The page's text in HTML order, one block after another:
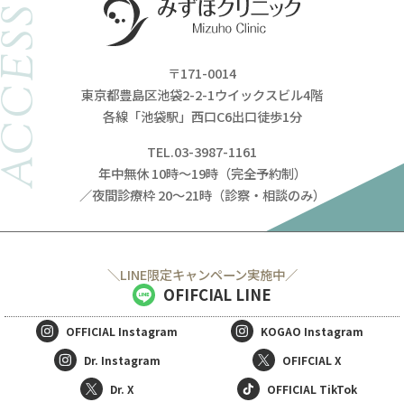
〒171-0014
東京都豊島区池袋2-2-1ウイックスビル4階
各線「池袋駅」西口C6出口徒歩1分
TEL.03-3987-1161
年中無休 10時～19時（完全予約制）
／夜間診療枠 20～21時（診察・相談のみ）
＼LINE限定キャンペーン実施中／
OFIFCIAL LINE
OFFICIAL Instagram KOGAO Instagram
Dr. Instagram
OFIFCIAL X
Dr. X
OFFICIAL TikTok
無料 電話 LINE
予約
Web